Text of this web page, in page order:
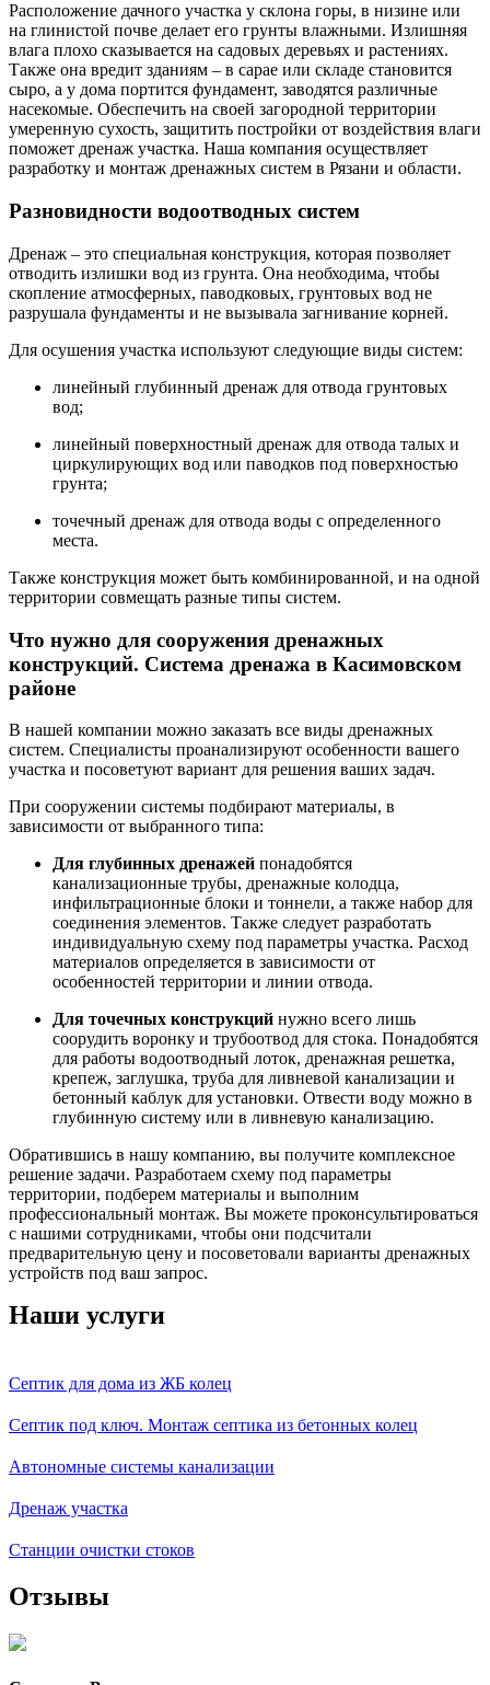
Расположение дачного участка у склона горы, в низине или
на глинистой почве делает его грунты влажными. Излишняя
влага плохо сказывается на садовых деревьях и растениях.
Также она вредит зданиям – в сарае или складе становится
сыро, а у дома портится фундамент, заводятся различные
насекомые. Обеспечить на своей загородной территории
умеренную сухость, защитить постройки от воздействия влаги
поможет дренаж участка. Наша компания осуществляет
разработку и монтаж дренажных систем в Рязани и области.
Разновидности водоотводных систем
Дренаж – это специальная конструкция, которая позволяет
отводить излишки вод из грунта. Она необходима, чтобы
скопление атмосферных, паводковых, грунтовых вод не
разрушала фундаменты и не вызывала загнивание корней.
Для осушения участка используют следующие виды систем:
линейный глубинный дренаж для отвода грунтовых
вод;
линейный поверхностный дренаж для отвода талых и
циркулирующих вод или паводков под поверхностью
грунта;
точечный дренаж для отвода воды с определенного
места.
Также конструкция может быть комбинированной, и на одной
территории совмещать разные типы систем.
Что нужно для сооружения дренажных
конструкций. Система дренажа в Касимовском
районе
В нашей компании можно заказать все виды дренажных
систем. Специалисты проанализируют особенности вашего
участка и посоветуют вариант для решения ваших задач.
При сооружении системы подбирают материалы, в
зависимости от выбранного типа:
Для глубинных дренажей понадобятся
канализационные трубы, дренажные колодца,
инфильтрационные блоки и тоннели, а также набор для
соединения элементов. Также следует разработать
индивидуальную схему под параметры участка. Расход
материалов определяется в зависимости от
особенностей территории и линии отвода.
Для точечных конструкций нужно всего лишь
соорудить воронку и трубоотвод для стока. Понадобятся
для работы водоотводный лоток, дренажная решетка,
крепеж, заглушка, труба для ливневой канализации и
бетонный каблук для установки. Отвести воду можно в
глубинную систему или в ливневую канализацию.
Обратившись в нашу компанию, вы получите комплексное
решение задачи. Разработаем схему под параметры
территории, подберем материалы и выполним
профессиональный монтаж. Вы можете проконсультироваться
с нашими сотрудниками, чтобы они подсчитали
предварительную цену и посоветовали варианты дренажных
устройств под ваш запрос.
Наши услуги
Септик для дома из ЖБ колец
Септик под ключ. Монтаж септика из бетонных колец
Автономные системы канализации
Дренаж участка
Станции очистки стоков
Отзывы